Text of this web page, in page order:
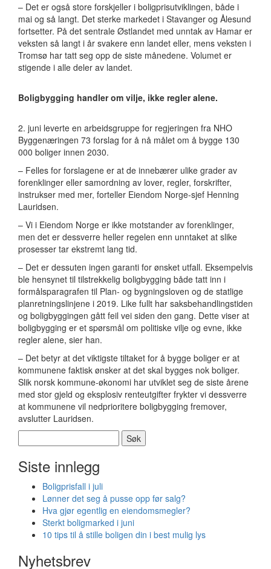
– Det er også store forskjeller i boligprisutviklingen, både i
mai og så langt. Det sterke markedet i Stavanger og Ålesund
fortsetter. På det sentrale Østlandet med unntak av Hamar er
veksten så langt i år svakere enn landet eller, mens veksten i
Tromsø har tatt seg opp de siste månedene. Volumet er
stigende i alle deler av landet.
Boligbygging handler om vilje, ikke regler alene.
2. juni leverte en arbeidsgruppe for regjeringen fra NHO
Byggenæringen 73 forslag for å nå målet om å bygge 130
000 boliger innen 2030.
– Felles for forslagene er at de innebærer ulike grader av
forenklinger eller samordning av lover, regler, forskrifter,
instrukser med mer, forteller Eiendom Norge-sjef Henning
Lauridsen.
– Vi i Eiendom Norge er ikke motstander av forenklinger,
men det er dessverre heller regelen enn unntaket at slike
prosesser tar ekstremt lang tid.
– Det er dessuten ingen garanti for ønsket utfall. Eksempelvis
ble hensynet til tilstrekkelig boligbygging både tatt inn i
formålsparagrafen til Plan- og bygningsloven og de statlige
planretningslinjene i 2019. Like fullt har saksbehandlingstiden
og boligbyggingen gått feil vei siden den gang. Dette viser at
boligbygging er et spørsmål om politiske vilje og evne, ikke
regler alene, sier han.
– Det betyr at det viktigste tiltaket for å bygge boliger er at
kommunene faktisk ønsker at det skal bygges nok boliger.
Slik norsk kommune-økonomi har utviklet seg de siste årene
med stor gjeld og eksplosiv renteutgifter frykter vi dessverre
at kommunene vil nedprioritere boligbygging fremover,
avslutter Lauridsen.
etter:
Siste innlegg
Boligprisfall i juli
Lønner det seg å pusse opp før salg?
Hva gjør egentlig en eiendomsmegler?
Sterkt boligmarked i juni
10 tips til å stille boligen din i best mulig lys
Nyhetsbrev